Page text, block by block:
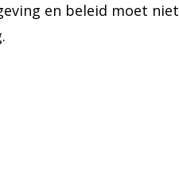
en beleid moet niet